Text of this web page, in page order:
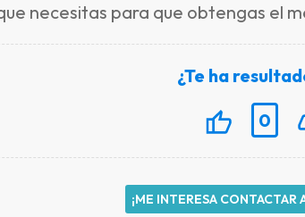
necesitas para que obtengas el
¿Te ha
0
¡ME INTERESA CONTACTAR